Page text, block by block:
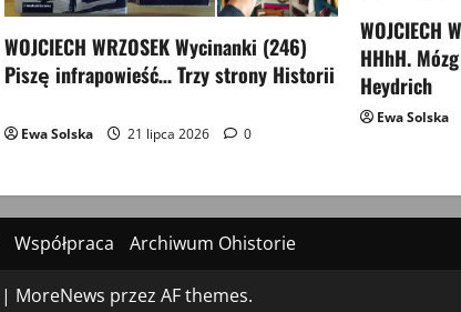
WOJCIECH WRZOSEK Wycinanki (246)
Piszę infrapowieść… Trzy strony Historii
Ewa Solska 21 lipca 2026 0
WOJCIECH
HHhH.
Heydrich
Ewa Solska
Współpraca Archiwum Ohistorie
| MoreNews przez AF themes.